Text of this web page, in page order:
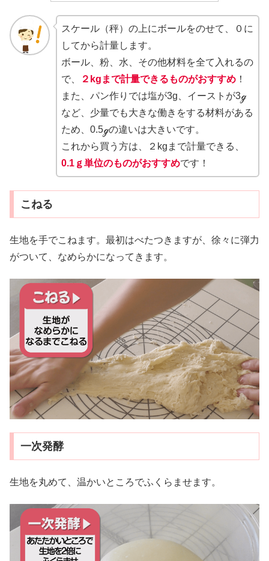
スケール（秤）の上にボールをのせて、０に
してから計量します。
ボール、粉、水、その他材料を全て入れるの
で、
２kgまで計量できるものがおすすめ！
また、パン作りでは塩が3g、イーストが3ℊ
など、少量でも大きな働きをする材料がある
ため、0.5ℊの違いは大きいです。
これから買う方は、２kgまで計量できる、
0.1ｇ単位のものがおすすめです！
こねる
生地を手でこねます。最初はべたつきますが、徐々に弾力
がついて、なめらかになってきます。
一次発酵
生地を丸めて、温かいところでふくらませます。